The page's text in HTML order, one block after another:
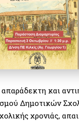
και
Δημοτικών
χρονιάς,